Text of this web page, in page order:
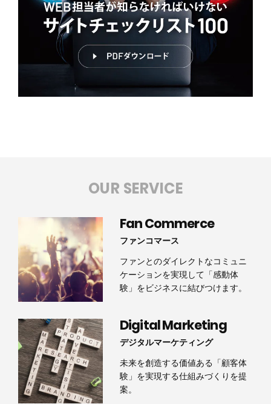
OUR SERVICE
Fan Commerce
ファンコマース
ファンとのダイレクトなコミュニ
ケーションを実現して「感動体
験」をビジネスに結びつけます。
Digital Marketing
デジタルマーケティング
未来を創造する価値ある「顧客体
験」を実現する仕組みづくりを提
案。